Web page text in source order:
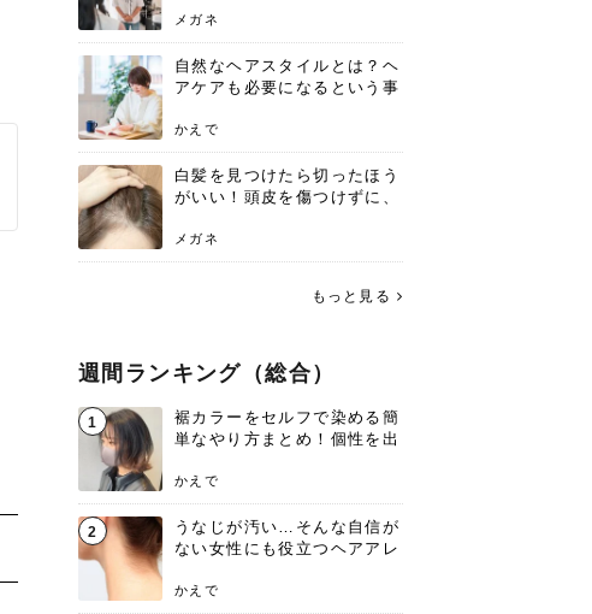
メガネ
自然なヘアスタイルとは？ヘ
アケアも必要になるという事
かえで
白髪を見つけたら切ったほう
がいい！頭皮を傷つけずに、
メガネ
もっと見る
週間ランキング（総合）
1
裾カラーをセルフで染める簡
単なやり方まとめ！個性を出
かえで
2
うなじが汚い…そんな自信が
ない女性にも役立つヘアアレ
かえで